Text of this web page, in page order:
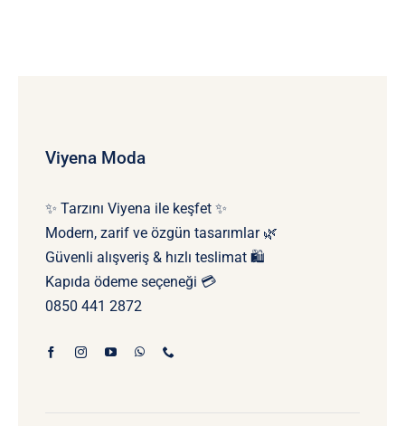
Viyena Moda
✨ Tarzını Viyena ile keşfet ✨
Modern, zarif ve özgün tasarımlar 🌿
Güvenli alışveriş & hızlı teslimat 🛍️
Kapıda ödeme seçeneği 💳
0850 441 2872